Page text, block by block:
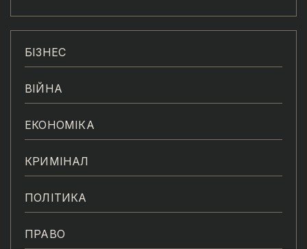
БІЗНЕС
ВІЙНА
ЕКОНОМІКА
КРИМІНАЛ
ПОЛІТИКА
ПРАВО